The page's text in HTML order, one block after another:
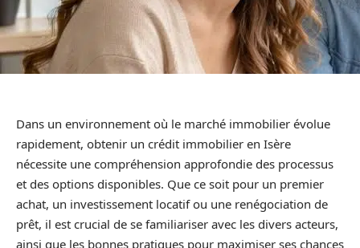
Dans un environnement où le marché immobilier évolue
rapidement, obtenir un crédit immobilier en Isère
nécessite une compréhension approfondie des processus
et des options disponibles. Que ce soit pour un premier
achat, un investissement locatif ou une renégociation de
prêt, il est crucial de se familiariser avec les divers acteurs,
ainsi que les bonnes pratiques pour maximiser ses chances